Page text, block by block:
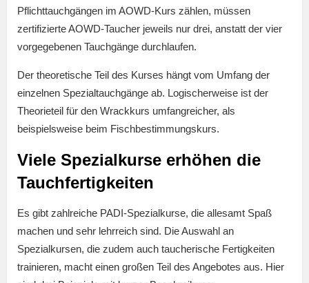
Pflichttauchgängen im AOWD-Kurs zählen, müssen
zertifizierte AOWD-Taucher jeweils nur drei, anstatt der vier
vorgegebenen Tauchgänge durchlaufen.
Der theoretische Teil des Kurses hängt vom Umfang der
einzelnen Spezialtauchgänge ab. Logischerweise ist der
Theorieteil für den Wrackkurs umfangreicher, als
beispielsweise beim Fischbestimmungskurs.
Viele Spezialkurse erhöhen die
Tauchfertigkeiten
Es gibt zahlreiche PADI-Spezialkurse, die allesamt Spaß
machen und sehr lehrreich sind. Die Auswahl an
Spezialkursen, die zudem auch taucherische Fertigkeiten
trainieren, macht einen großen Teil des Angebotes aus. Hier